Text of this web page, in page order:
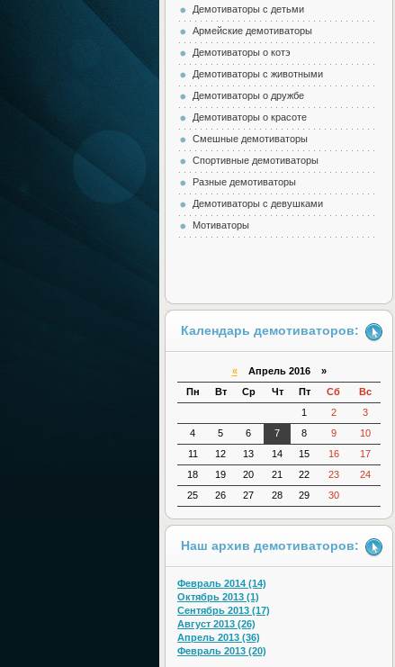
Демотиваторы с детьми
Армейские демотиваторы
Демотиваторы о котэ
Демотиваторы с животными
Демотиваторы о дружбе
Демотиваторы о красоте
Смешные демотиваторы
Спортивные демотиваторы
Разные демотиваторы
Демотиваторы с девушками
Мотиваторы
Календарь демотиваторов:
«Апрель 2016 »
Пн
Вт Ср Чт Пт Сб
Вс
1
2
3
4
5 6 7 8 9
10
11
12 13 14 15 16
17
18
19 20 21 22 23
24
25
26 27 28 29 30
Наш архив демотиваторов:
Февраль 2014 (14)
Октябрь 2013 (1)
Сентябрь 2013 (17)
Август 2013 (26)
Апрель 2013 (36)
Февраль 2013 (20)